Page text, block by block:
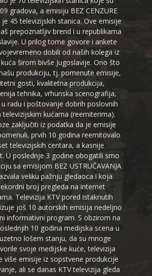
gradova, a emisiju BEZ CENZURE
45 televizijskih stanica. Ove emisije
prepoznatljiv brend i u republikama
U prilog tome govore i ankete
dobili od naših kolega iz
širom bivše Jugoslavije. Ono što
produkciju, tj. pomenute emisije,
gosti, kvalitetna produkcija,
tehnika, vrhunska scenografija,
radu i poštovanje dobrih poslovnih
televizijskim kućama (reemiterima).
zaključiti iz podatka da je emisije
prvih 10 godina reemitovalo
televizijskih centara, a kasnije
U poslednje 3 godine obogatili smo
sa emisijom BEZ USTRUČAVANJA
veliku pažnju gledaoca i koja
broj pregleda na internet
Televizija KTV pored istaknutih
još 10 autorskih emisija nedeljno
informativni program. S obzirom na
10 godina medijska scena u
lošem stanju, da su mnoge
svoje medijske kuće, televizija
više emisije iz sopstvene produkcije
ali se danas KTV televizija gleda